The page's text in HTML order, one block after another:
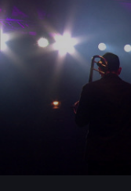
Sartory)